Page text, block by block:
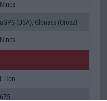
Nincs
aGPS (USA), Glonass (Orosz)
Nincs
Li-Ion
675